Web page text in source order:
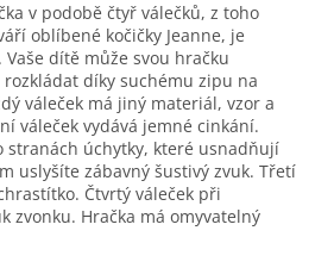
v podobě čtyř válečků, z toho
oblíbené kočičky Jeanne, je
dítě může svou hračku
díky suchému zipu na
váleček má jiný materiál, vzor a
váleček vydává jemné cinkání.
stranách úchytky, které usnadňují
uslyšíte zábavný šustivý zvuk. Třetí
Čtvrtý váleček při
zvonku. Hračka má omyvatelný